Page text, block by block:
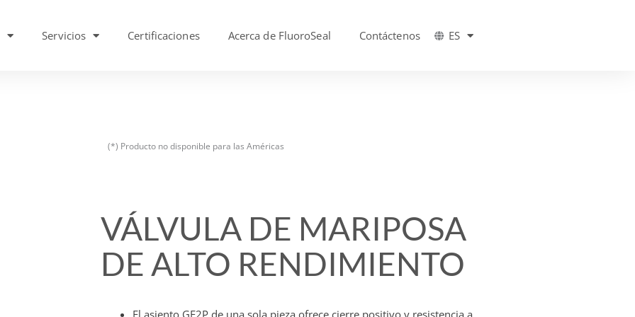
Servicios Certificaciones Acerca de FluoroSeal Contáctenos ES
(*) Producto no disponible para las Américas
VÁLVULA DE MARIPOSA
DE ALTO RENDIMIENTO